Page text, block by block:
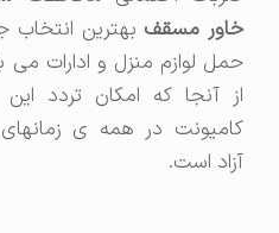
خاور مسقفبهترین انتخاب جهت
حمل لوازم منزل و ادارات می باشد
از آنجا که امکان تردد این نوع
کامیونت در همه ی زمانهای روز
آزاد است.